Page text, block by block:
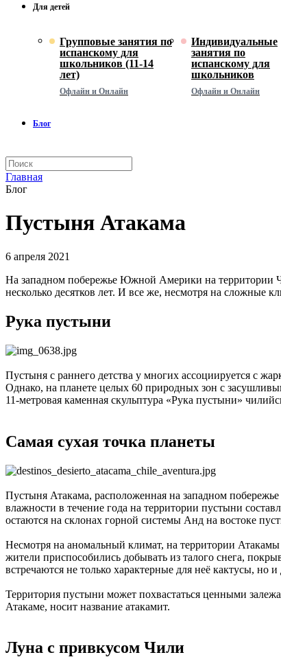
Для детей
Групповые занятия по
испанскому для
школьников (11-14
лет)
Офлайн и Онлайн
Индивидуальные
занятия по
испанскому для
школьников
Офлайн и Онлайн
Блог
Главная
Блог
Пустыня Атакама
6 апреля 2021
На западном побережье Южной Америки на территории
несколько десятков лет. И все же, несмотря на сложные
Рука пустыни
Пустыня с раннего детства у многих ассоциируется с
Однако, на планете целых 60 природных зон с
11-метровая каменная скульптура «Рука пустыни»
Самая сухая точка планеты
Пустыня Атакама, расположенная на западном
влажности в течение года на территории пустыни
остаются на склонах горной системы Анд на востоке
Несмотря на аномальный климат, на территории
жители приспособились добывать из талого снега,
встречаются не только характерные для неё кактусы,
Территория пустыни может похвастаться ценными
Атакаме, носит название атакамит.
Луна с привкусом Чили